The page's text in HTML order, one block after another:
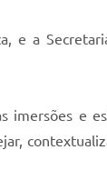
e a
imersões e